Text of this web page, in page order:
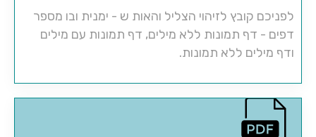
לפניכם קובץ לזיהוי הצליל והאות ש - ימנית ובו מספר
דפים - דף תמונות ללא מילים, דף תמונות עם מילים
ודף מילים ללא תמונות.